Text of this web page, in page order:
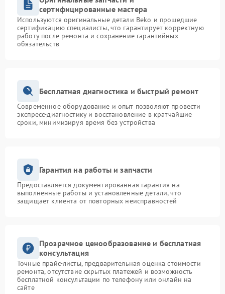
сертифицированные мастера
Используются оригинальные детали Beko и прошедшие
сертификацию специалисты, что гарантирует корректную
работу после ремонта и сохранение гарантийных
обязательств
Бесплатная диагностика и быстрый ремонт
Современное оборудование и опыт позволяют провести
экспресс-диагностику и восстановление в кратчайшие
сроки, минимизируя время без устройства
Гарантия на работы и запчасти
Предоставляется документированная гарантия на
выполненные работы и установленные детали, что
защищает клиента от повторных неисправностей
Прозрачное ценообразование и бесплатная
консультация
Точные прайс-листы, предварительная оценка стоимости
ремонта, отсутствие скрытых платежей и возможность
бесплатной консультации по телефону или онлайн на
сайте